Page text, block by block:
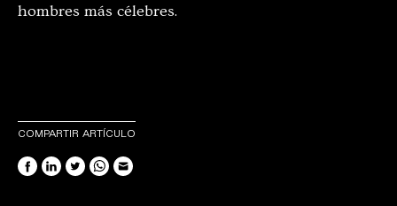
hombres más célebres.
COMPARTIR ARTÍCULO